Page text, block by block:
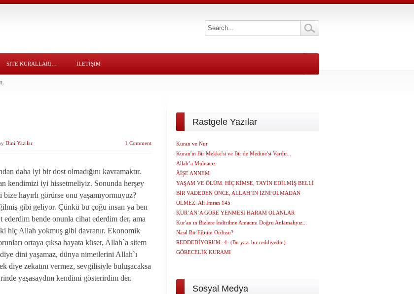
SITE KURALLARI… İLETİŞİM
Dini Yazilar 1 Comment
daha iyi bir dost olmadığını kavramaktır.
kendimizi iyi hissetmeliyiz. Sonunda herşey
hayırlı görürse onu yaşamıyormuyuz?
gibi geliyor. Çünkü bu çoğu insan ya ben
ederdim bende onunla cihat ederdim der, ama
hiç Allah yokmuş gibi davranır. Ekonomik
ortaya çıksa hayata küser, Allah`a sitem
dini yaşamaz, dünya nimetlerini Allah`ı
diye zekatını vermez, sevgilisiyle buluşacaksa
yaşasaydım kendimi gösterirdim der.
Rastgele Yazılar
Kuran ve Nur
Kuran'ın Bir Mekke'si ve Bir de Medine'si Vardır...
Allah’a Muhtacız
ÂİŞE ANNEM
YAŞAM VE ÖLÜM. HİÇ KİMSE, TAYİN EDİLMİŞ BELLİ
BİR VADEDEN ÖNCE, ALLAH’IN İZNİ OLMADAN
ÖLMEZ. Ali İmran 145
KUR’AN’A GÖRE YENMESİ HARAM OLANLAR
Kur'an ın Bizlere İndirilme Amacını Doğru Anlamalıyız...
Nasıl Bir Eğitim Ordusu?
REDDEDİYORUM -4- (Bu yazı bir reddiyedir.)
GÖRECELİK KURAMI
Sosyal Medya